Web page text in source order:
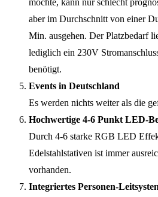
möchte, kann nur schlecht
aber im Durchschnitt von einer
Min. ausgehen. Der Platzbedarf
lediglich ein 230V
benötigt.
Events in Deutschland
Es werden nichts weiter als die
Hochwertige 4-6 Punkt LED-
Durch 4-6 starke RGB LED
Edelstahlstativen ist immer
vorhanden.
Integriertes Personen-